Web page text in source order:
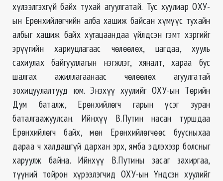
хүлээлгэхгүй байх тухай агуулгатай. Тус хуулиар ОХУ-
ын Ерөнхийлөгчийн алба хашиж байсан хүмүүс тухайн
албыг хашиж байх хугацаандаа үйлдсэн гэмт хэргийг
эрүүгийн хариуцлагаас чөлөөлөх, цагдаа, хууль
сахиулах байгууллагын нэгжлэг, хяналт, хараа бус
шалгах ажиллагаанаас чөлөөлөх агуулгатай
зохицуулалтууд юм. Энэхүү хуулийг ОХУ-ын Төрийн
Дум баталж, Ерөнхийлөгч гарын үсэг зуран
баталгаажуулсан. Ийнхүү В.Путин насан туршдаа
Ерөнхийлөгч байх, мөн Ерөнхийлөгчөөс буусныхаа
дараа ч халдашгүй дархан эрх, ямба эдлэхээр болсныг
харуулж байна. Ийнхүү В.Путины засаг захиргаа,
түүний тойрон хүрээлэгчид ОХУ-ын Үндсэн хуулийг